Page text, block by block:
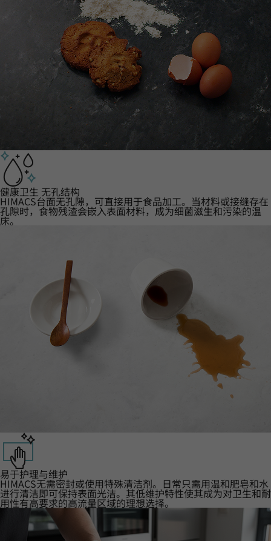
健康卫生 无孔结构
HIMACS台面无孔隙，可直接用于食品加工。当材料或接缝存在
孔隙时，食物残渣会嵌入表面材料，成为细菌滋生和污染的温
床。
易于护理与维护
HIMACS无需密封或使用特殊清洁剂。日常只需用温和肥皂和水
进行清洁即可保持表面光洁。其低维护特性使其成为对卫生和耐
用性有高要求的高流量区域的理想选择。